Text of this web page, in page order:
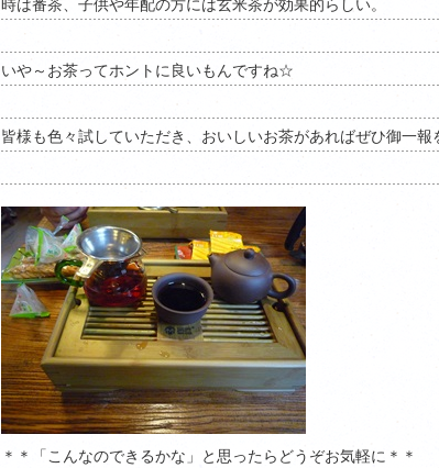
時は番茶、子供や年配の方には玄米茶が効果的らしい。
いや～お茶ってホントに良いもんですね☆
皆様も色々試していただき、おいしいお茶があればぜひ御一
＊＊「こんなのできるかな」と思ったらどうぞお気軽に＊＊